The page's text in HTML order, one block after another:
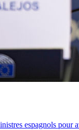
espagnols pour